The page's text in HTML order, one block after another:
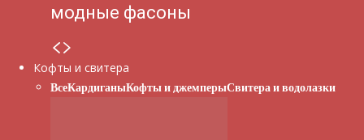
модные фасоны
Кофты и свитера
ВсеКардиганыКофты и джемперыСвитера и водолазки